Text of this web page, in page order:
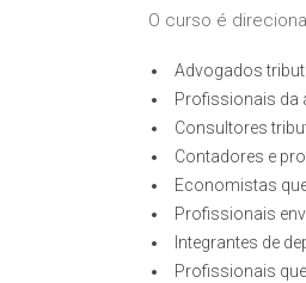
O curso é
Advogados
Profissionais da
Consultores
Contadores e
Economistas
Profissionais
Integrantes de
Profissionais